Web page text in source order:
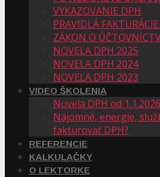
VYKAZOVANIE DPH
PRAVIDLÁ
ZÁKON O
NOVELA DPH 2025
NOVELA DPH 2024
NOVELA DPH 2023
VIDEO ŠKOLENIA
Novela DPH od 1.1.2026
Nájomné, energie,
fakturovať DPH?
REFERENCIE
KALKULAČKY
O LEKTORKE